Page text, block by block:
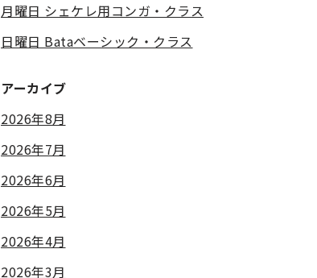
月曜日 シェケレ用コンガ・クラス
日曜日 Bataベーシック・クラス
アーカイブ
2026年8月
2026年7月
2026年6月
2026年5月
2026年4月
2026年3月